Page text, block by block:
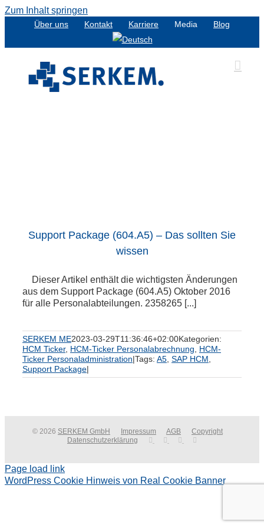
Zum Inhalt springen
Über uns Kontakt Karriere Media Blog
Support Package (604.A5) – Das sollten Sie
wissen
Dieser Artikel enthält die wichtigsten Änderungen
aus dem Support Package (604.A5) Oktober 2016
für alle Personalabteilungen. 2358265 [...]
SERKEM ME2023-03-29T11:36:46+02:00Kategorien:
HCM Ticker, HCM-Ticker Personalabrechnung
HCM-
Ticker Personaladministration|Tags: A5 SAP HCM
Support Package|
© 2026 SERKEM GmbH Impressum AGB
Copyright
Datenschutzerklärung
Page load link
WordPress Cookie Hinweis von Real Cookie Banner